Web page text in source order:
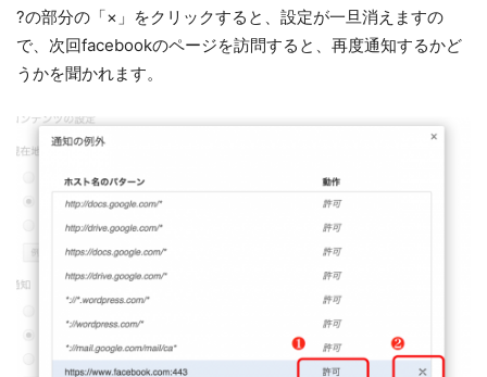
?の部分の「×」をクリックすると、設定が一旦消えますの
で、次回facebookのページを訪問すると、再度通知するかど
うかを聞かれます。